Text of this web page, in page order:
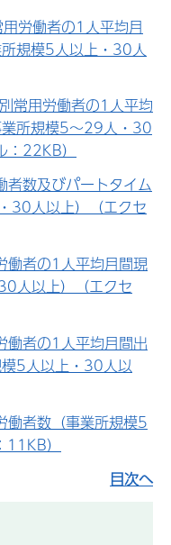
労働者の1人平均月
規模5人以上・30人
常用労働者の1人平均
業所規模5～29人・30
22KB）
者数及びパートタイム
30人以上）（エクセ
働者の1人平均月間現
人以上）（エクセ
働者の1人平均月間出
5人以上・30人以
働者数（事業所規模5
）
目次へ